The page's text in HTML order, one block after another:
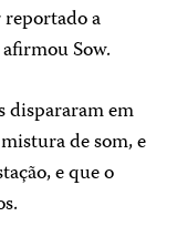
a
Sow.
dispararam em
de som, e
e que o